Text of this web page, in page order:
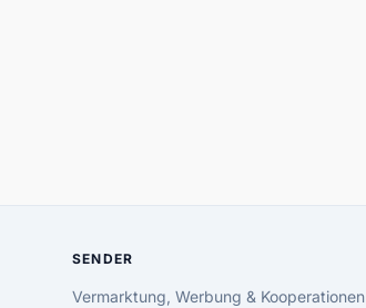
SENDER
Vermarktung, Werbung & Kooperationen